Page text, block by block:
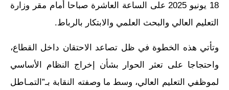
18 يونيو 2025 على الساعة العاشرة صباحا أمام مقر وزارة
التعليم العالي والبحث العلمي والابتكار بالرباط.
وتأتي هذه الخطوة في ظل تصاعد الاحتقان داخل القطاع،
واحتجاجا على تعثر الحوار بشأن إخراج النظام الأساسي
لموظفي التعليم العالي، وسط ما وصفته النقابة بـ”التمـاطل